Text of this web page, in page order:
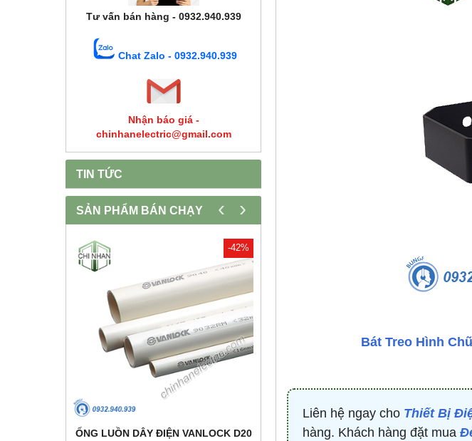
Tư vấn bán hàng - 0932.940.939
Chat Zalo - 0932.940.939
Nhận báo giá -
chinhanelectric@gmail.com
TIN TỨC
SẢN PHẨM BÁN CHẠY
-42%
ỐNG LUỒN DÂY ĐIỆN VANLOCK D20
TỤ BÙ TRÒN 20KVAR 3P 450V -
‹ ›
Bát Treo Hình
Liên hệ ngay cho Thiết Bị
hàng. Khách hàng đặt mua